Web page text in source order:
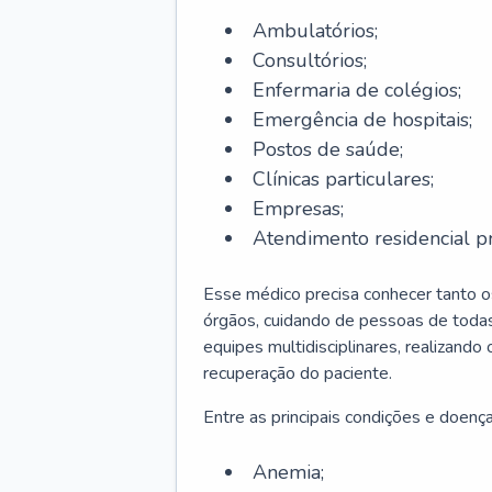
Ambulatórios;
Consultórios;
Enfermaria de colégios;
Emergência de hospitais;
Postos de saúde;
Clínicas particulares;
Empresas;
Atendimento residencial
Esse médico precisa conhecer tanto
órgãos, cuidando de pessoas de
equipes multidisciplinares,
recuperação do paciente.
Entre as principais condições e
Anemia;